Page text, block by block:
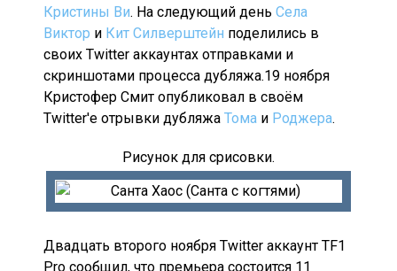
Кристины Ви. На следующий день Села
Виктор и Кит Силверштейн поделились в
своих Twitter аккаунтах отправками и
скриншотами процесса дубляжа.19 ноября
Кристофер Смит опубликовал в своём
Twitter'е отрывки дубляжа Тома и Роджера.
Рисунок для срисовки.
Двадцать второго ноября Twitter аккаунт TF1
Pro сообщил, что премьера состоится 11